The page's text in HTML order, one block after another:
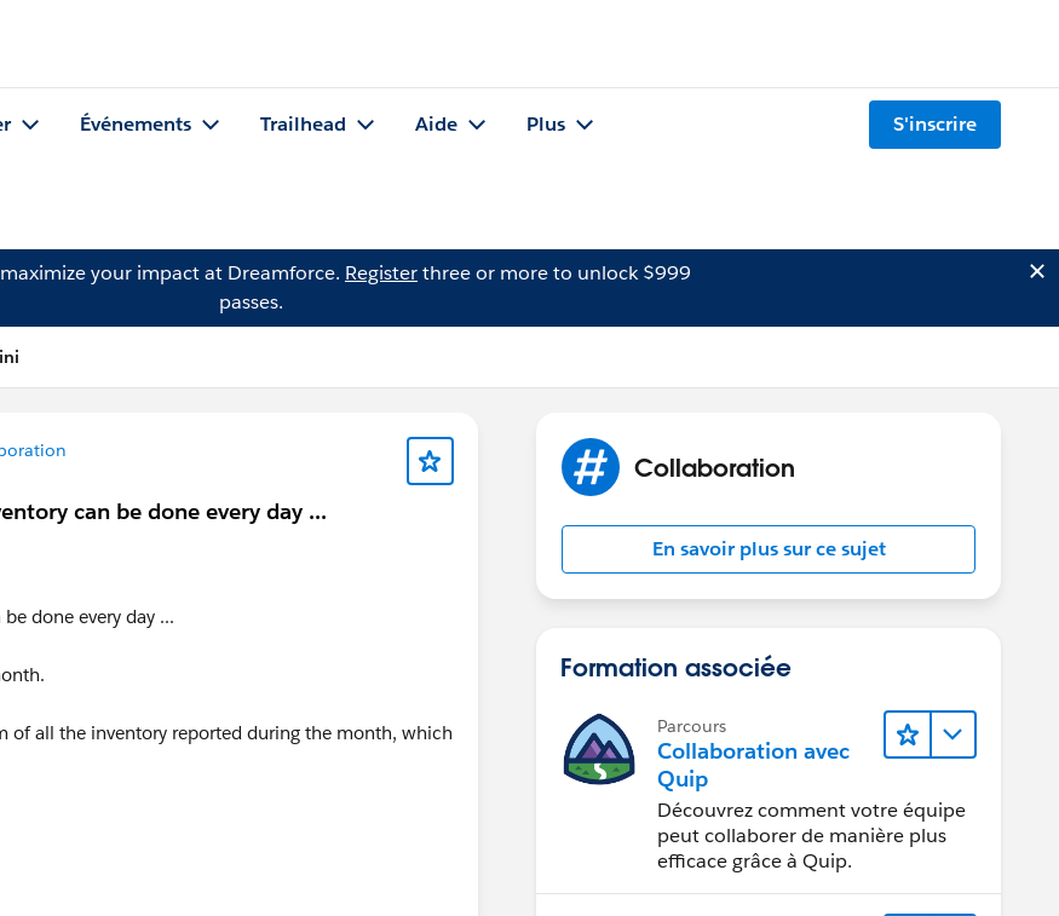
Événements Trailhead Aide Plus S'inscrire
your impact at Dreamforce. Registerthree or more to unlock $999
passes.
can be done every day ...
done every day ...
of all the inventory reported during the month, which
Collaboration
En savoir plus sur ce sujet
Formation associée
Parcours
Collaboration avec
Quip
Découvrez comment votre équipe
peut collaborer de manière plus
efficace grâce à Quip.